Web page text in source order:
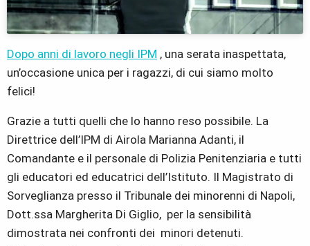
Dopo anni di lavoro negli IPM , una serata inaspettata,
un’occasione unica per i ragazzi, di cui siamo molto
felici!
Grazie a tutti quelli che lo hanno reso possibile. La
Direttrice dell’IPM di Airola Marianna Adanti, il
Comandante e il personale di Polizia Penitenziaria e tutti
gli educatori ed educatrici dell’Istituto. Il Magistrato di
Sorveglianza presso il Tribunale dei minorenni di Napoli,
Dott.ssa Margherita Di Giglio, per la sensibilità
dimostrata nei confronti dei minori detenuti.